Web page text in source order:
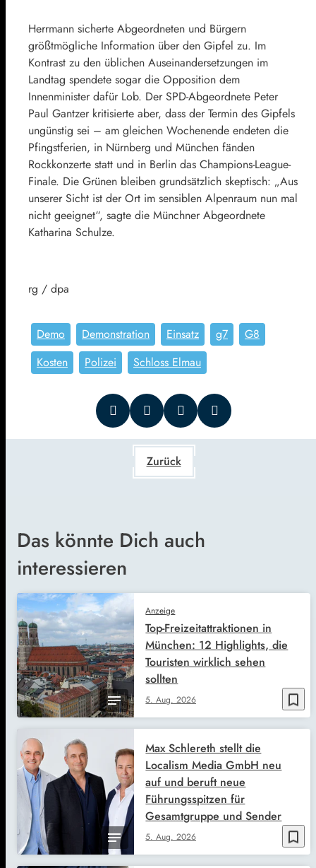
Herrmann sicherte Abgeordneten und Bürgern
größtmögliche Information über den Gipfel zu. Im
Kontrast zu den üblichen Auseinandersetzungen im
Landtag spendete sogar die Opposition dem
Innenminister dafür Lob. Der SPD-Abgeordnete Peter
Paul Gantzer kritisierte aber, dass der Termin des Gipfels
ungünstig sei – am gleichen Wochenende endeten die
Pfingstferien, in Nürnberg und München fänden
Rockkonzerte statt und in Berlin das Champions-League-
Finale. Die Grünen bleiben grundsätzlich skeptisch: „Aus
unserer Sicht ist der Ort im sensiblen Alpenraum nun mal
nicht geeignet“, sagte die Münchner Abgeordnete
Katharina Schulze.
rg / dpa
Demo Demonstration Einsatz g7
G8
Kosten
Polizei Schloss Elmau
Zurück
Das könnte Dich auch
interessieren
bookmark_border
Anzeige
5. Aug. 2026
Top-Freizeitattraktionen in
München: 12 Highlights, die
Touristen wirklich sehen
sollten
bookmark_border
5. Aug. 2026
Max Schlereth stellt die
Localism Media GmbH neu
auf und beruft neue
Führungsspitzen für
Gesamtgruppe und Sender